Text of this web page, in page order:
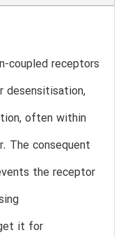
coupled receptors
desensitisation,
often within
The consequent
the receptor
it for